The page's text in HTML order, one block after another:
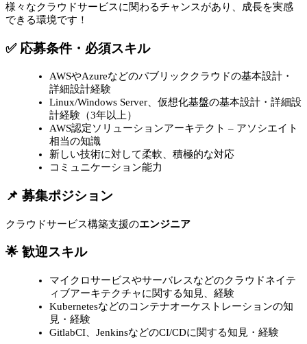
様々なクラウドサービスに関わるチャンスがあり、成長を実感
できる環境です！
✅ 応募条件・必須スキル
AWSやAzureなどのパブリッククラウドの基本設計・
詳細設計経験
Linux/Windows Server、仮想化基盤の基本設計・詳細設
計経験（3年以上）
AWS認定ソリューションアーキテクト – アソシエイト
相当の知識
新しい技術に対して柔軟、積極的な対応
コミュニケーション能力
📌 募集ポジション
クラウドサービス構築支援のエンジニア
🌟 歓迎スキル
マイクロサービスやサーバレスなどのクラウドネイテ
ィブアーキテクチャに関する知見、経験
Kubernetesなどのコンテナオーケストレーションの知
見・経験
GitlabCI、JenkinsなどのCI/CDに関する知見・経験